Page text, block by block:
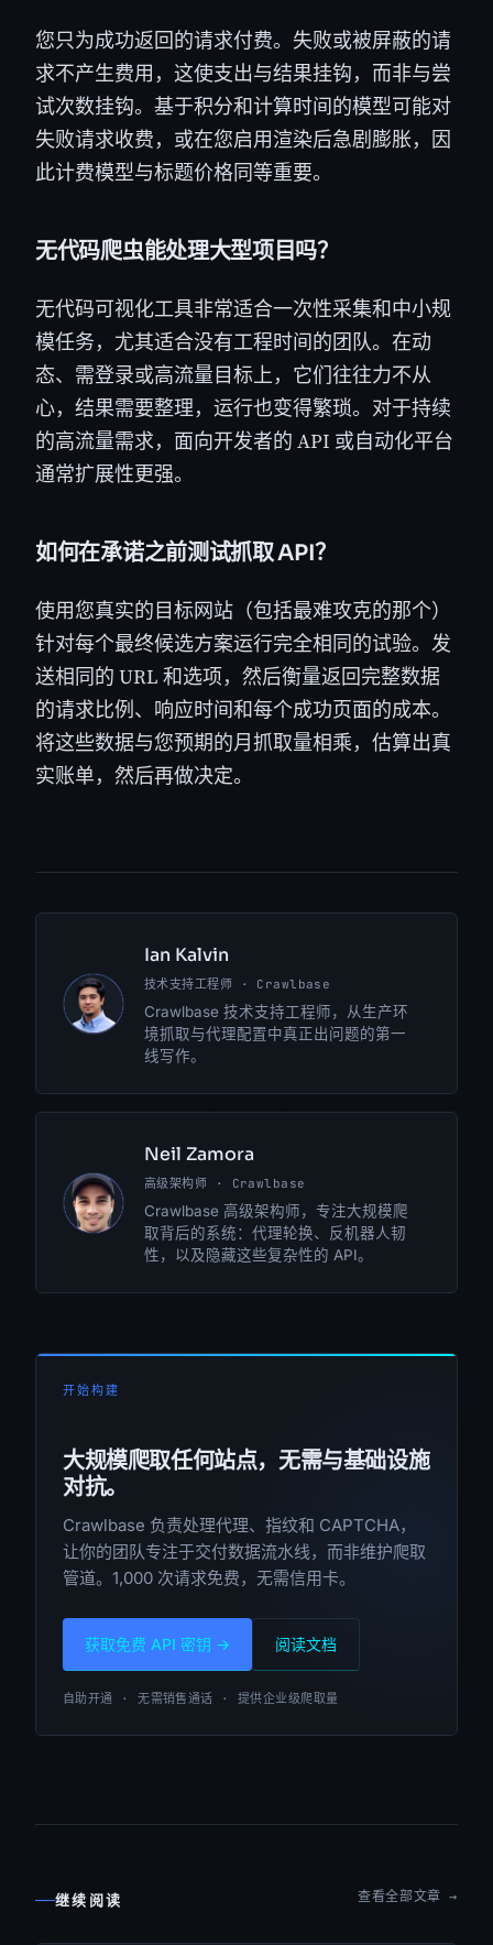
您只为成功返回的请求付费。失败或被屏蔽的请
求不产生费用，这使支出与结果挂钩，而非与尝
试次数挂钩。基于积分和计算时间的模型可能对
失败请求收费，或在您启用渲染后急剧膨胀，因
此计费模型与标题价格同等重要。
无代码爬虫能处理大型项目吗？
无代码可视化工具非常适合一次性采集和中小规
模任务，尤其适合没有工程时间的团队。在动
态、需登录或高流量目标上，它们往往力不从
心，结果需要整理，运行也变得繁琐。对于持续
的高流量需求，面向开发者的 API 或自动化平台
通常扩展性更强。
如何在承诺之前测试抓取 API？
使用您真实的目标网站（包括最难攻克的那个）
针对每个最终候选方案运行完全相同的试验。发
送相同的 URL 和选项，然后衡量返回完整数据
的请求比例、响应时间和每个成功页面的成本。
将这些数据与您预期的月抓取量相乘，估算出真
实账单，然后再做决定。
IK
Ian Kalvin
技术支持工程师 · Crawlbase
Crawlbase 技术支持工程师，从生产环
境抓取与代理配置中真正出问题的第一
线写作。
NZ
Neil Zamora
高级架构师 · Crawlbase
Crawlbase 高级架构师，专注大规模爬
取背后的系统：代理轮换、反机器人韧
性，以及隐藏这些复杂性的 API。
开始构建
大规模爬取任何站点，无需与基础设施
对抗。
Crawlbase 负责处理代理、指纹和 CAPTCHA，
让你的团队专注于交付数据流水线，而非维护爬取
管道。1,000 次请求免费，无需信用卡。
获取免费 API 密钥 → 阅读文档
自助开通 · 无需销售通话 · 提供企业级爬取量
继续阅读 查看全部文章 →